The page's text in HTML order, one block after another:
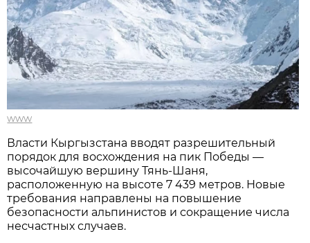
www
Власти Кыргызстана вводят разрешительный
порядок для восхождения на пик Победы —
высочайшую вершину Тянь-Шаня,
расположенную на высоте 7 439 метров. Новые
требования направлены на повышение
безопасности альпинистов и сокращение числа
несчастных случаев.